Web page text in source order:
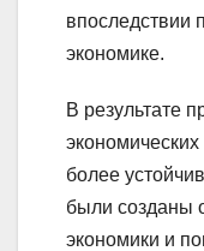
впоследствии
экономике.
В результате
более
были созданы
экономики и